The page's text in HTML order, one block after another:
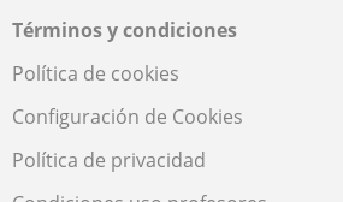
Términos y condiciones
Política de cookies
Configuración de Cookies
Política de privacidad